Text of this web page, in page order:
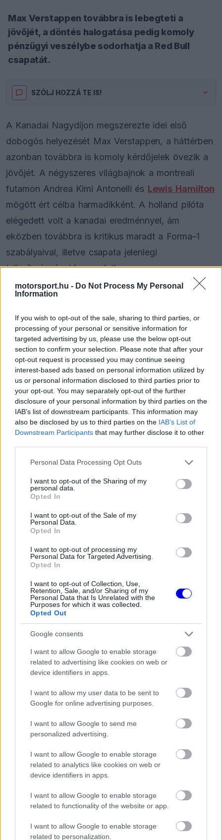
motorsport.hu - Do Not Process My Personal
Information
If you wish to opt-out of the sale, sharing to third parties, or
processing of your personal or sensitive information for
targeted advertising by us, please use the below opt-out
section to confirm your selection. Please note that after your
opt-out request is processed you may continue seeing
interest-based ads based on personal information utilized by
us or personal information disclosed to third parties prior to
your opt-out. You may separately opt-out of the further
disclosure of your personal information by third parties on the
IAB’s list of downstream participants. This information may
also be disclosed by us to third parties on the IAB’s List of
Downstream Participants that may further disclose it to other
Please note that this website/app uses one or more Google
not limited to your visit or usage behaviour. You may click to
grant or deny consent to Google and its third-party tags to
use your data for below specified purposes in below Google
consent section.
Personal Data Processing Opt Outs
I want to opt-out of the Sharing of my
personal data.
Opted In
I want to opt-out of the Sale of my
Personal Data.
Opted In
I want to opt-out of processing my
Personal Data for Targeted Advertising.
Opted In
I want to opt-out of Collection, Use,
Retention, Sale, and/or Sharing of my
Personal Data that Is Unrelated with the
Purposes for which it was collected.
Opted Out
Google consents
I want to allow Google to enable storage
related to advertising like cookies on web or
device identifiers in apps.
I want to allow my user data to be sent to
Google for online advertising purposes.
I want to allow Google to send me
personalized advertising.
I want to allow Google to enable storage
related to analytics like cookies on web or
device identifiers in apps.
I want to allow Google to enable storage
related to functionality of the website or app.
I want to allow Google to enable storage
related to personalization.
Max Verstappen továbbra is lebegteti a
jövőjét, a döntés halogatása pedig komoly
pénzügyi veszélybe sodorhatja a Red Bull
csapatát.
SZÓLJ HOZZÁ TE IS!
A Kanadai Nagydíjon megszerezte idei első
dobogós helyezését Max Verstappen, a háttérben
azonban továbbra is komoly kérdőjelek övezik a
jövőjét. A négyszeres világbajnok a montreali
futamon Andrea Kimi Antonelli és Lewis Hamilton
mögött ért célba harmadikként. A holland pilóta
elégedett volt a kanadai eredménnyel, ám
eközben továbbra is kritikus maradt a Forma–1
szabályaival, illetve csapata jelenlegi
teljesítményével kapcsolatban.
A frusztráció nem véletlen, hiszen az idei szezon
hetedik helyen áll a bajnokságban 43 ponttal. A
lemaradása eközben hatalmas a pontversenyt 131
egységgel vezető Antonelli mögött, a Red Bull
gyengébb formája pedig egyre inkább felerősíti a
távozásáról szóló pletykákat.
Video
loading.
Pause UnmuteLoaded:
0%
Picture-
in-
A holland versenyző szerződése ugyan 2028
végéig érvényes az istállóval, a megállapodásban
szereplő kilépési záradékok miatt sokan valós
forgatókönyvnek tartják a váltást vagy akár a
sportág elhagyását. Az osztrák OE24 értesülései
szerint egy esetleges szakítás ráadásul nemcsak
sportszakmai, hanem súlyos pénzügyi válságba is
sodorhatja a csapatot.
EZEKET IS AJÁNLJUK
FORMA-1
Hamilton állhat a Ferrari látványos
Adrian Newey megszólalt a titkos
fejlesztésekről és a Honda
motorról